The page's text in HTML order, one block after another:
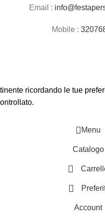
Email :
Mobile :
ricordando le tue
Menu
Catalogo
Account